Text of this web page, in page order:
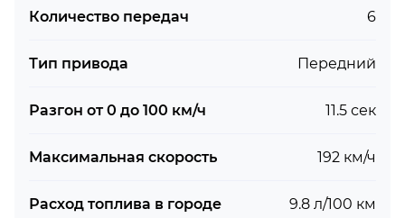
Количество передач 6
Тип привода Передний
Разгон от 0 до 100 км/ч 11.5 сек
Максимальная скорость 192 км/ч
Расход топлива в городе 9.8 л/100 км